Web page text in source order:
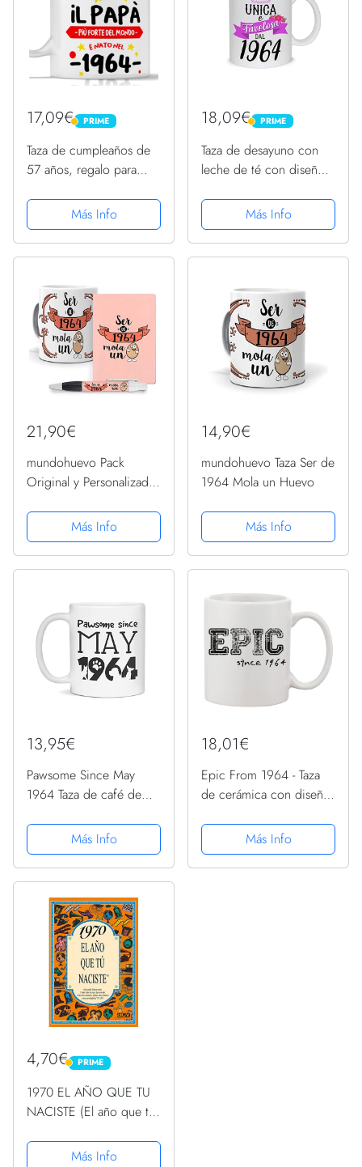
17,09€ PRIME
PRIME
Taza de cumpleaños de
57 años, regalo para
Más Info
18,09€ PRIME
PRIME
Taza de desayuno con
leche de té con diseño
fabulosa desde 1964
año de nacimiento –
idea regalo cumpleaños
hermana...
Más Info
21,90€
mundohuevo Pack
Original y Personalizado
cumpleaños, con año de
Nacimiento. Ser de
1964 Mola un Huevo.
Más Info
14,90€
mundohuevo Taza Ser de
1964 Mola un Huevo
Más Info
13,95€
Pawsome Since May
1964 Taza de café de
cumpleaños para
amantes de los perros,
11 onzas, color blanco
Más Info
18,01€
Epic From 1964 - Taza
de cerámica con diseño
en inglés "Celebrate The
Your You was Born
Más Info
4,70€ PRIME
PRIME
1970 EL AÑO QUE TU
NACISTE (El año que tú
Más Info